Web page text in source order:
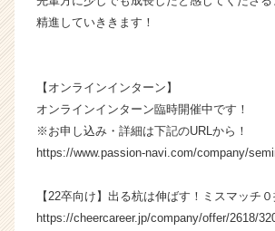
ト
チ
ア
ア
（C
精進していききます！
【オンラインインターン】
オンラインインターン臨時開催中です！
※お申し込み・詳細は下記のURLから！
https://www.passion-navi.com/company/
【22卒向け】出る杭は伸ばす！ミスマッチ０
https://cheercareer.jp/company/offer/2618/